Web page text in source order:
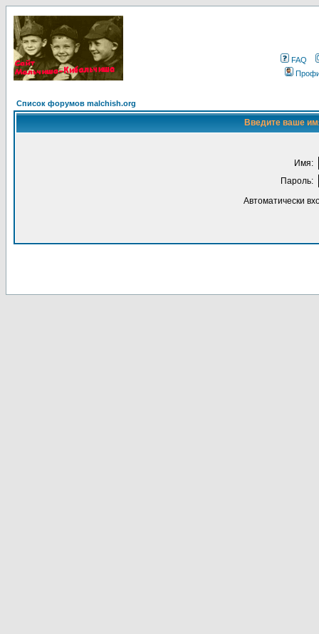
FAQ
Список форумов malchish.org
Введите ваше
Имя:
Пароль:
Автоматически